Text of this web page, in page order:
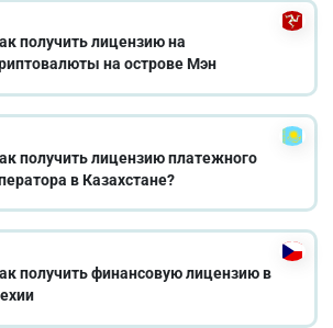
получить лицензию на
на острове Мэн
получить лицензию платежного
в Казахстане?
получить финансовую лицензию в